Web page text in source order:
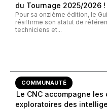
du Tournage 2025/2026 !
Pour sa onzième édition, le
réaffirme son statut de
techniciens et...
COMMUNAUTÉ
Le CNC accompagne
exploratoires des